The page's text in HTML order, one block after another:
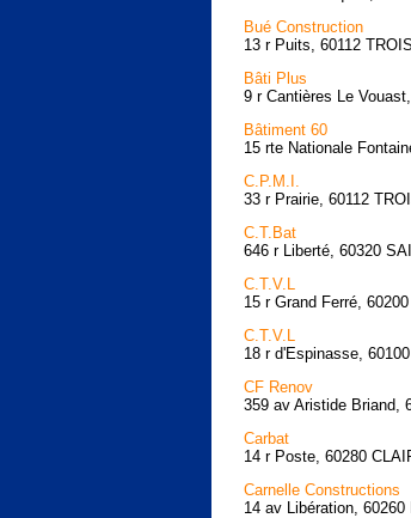
Bué Construction
13 r Puits, 60112
Bâti Plus
9 r Cantières Le
Bâtiment 60
15 rte Nationale
C.P.M.I.
33 r Prairie, 60112
C.T.Bat
646 r Liberté, 60320
C.T.V.L
15 r Grand Ferré,
C.T.V.L
18 r d'Espinasse,
CF Renov
359 av Aristide Briand,
Carbat
14 r Poste, 60280
Carnelle Constructions
14 av Libération,